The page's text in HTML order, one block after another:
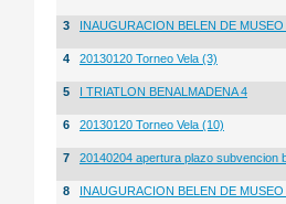
3 INAUGURACION BELEN DE
4 20130120 Torneo Vela (3)
5 I TRIATLON BENALMADENA 4
6 20130120 Torneo Vela (10)
7 20140204 apertura plazo subvencion
8 INAUGURACION BELEN DE